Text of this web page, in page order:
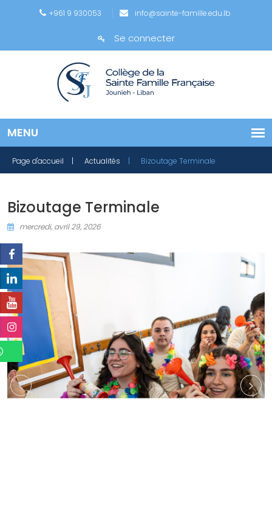
+961 9 930053 info@sainte-famille.edu.lb
Se connecter
Page d'accueil | Actualités | Bizoutage Terminale
Bizoutage Terminale
mercredi, avril 29, 2026